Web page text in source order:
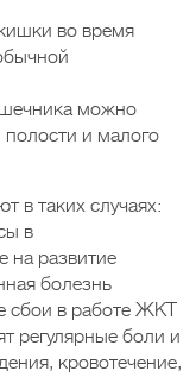
во время
можно
и малого
в таких случаях:
в
на развитие
болезнь
сбои в работе ЖКТ
регулярные боли и
кровотечение,